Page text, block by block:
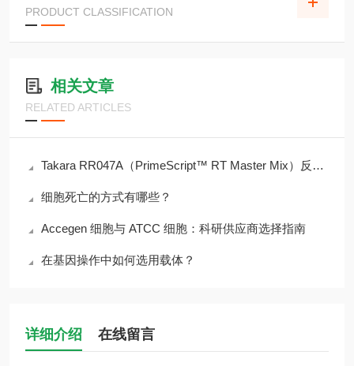
PRODUCT CLASSIFICATION
相关文章
RELATED ARTICLES
Takara RR047A（PrimeScript™ RT Master Mix）反转录步骤及其原理
细胞死亡的方式有哪些？
Accegen 细胞与 ATCC 细胞：科研供应商选择指南
在基因操作中如何选用载体？
详细介绍 在线留言